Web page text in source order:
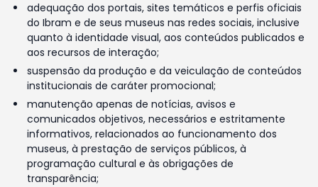
adequação dos portais, sites temáticos e perfis oficiais
do Ibram e de seus museus nas redes sociais, inclusive
quanto à identidade visual, aos conteúdos publicados e
aos recursos de interação;
suspensão da produção e da veiculação de conteúdos
institucionais de caráter promocional;
manutenção apenas de notícias, avisos e
comunicados objetivos, necessários e estritamente
informativos, relacionados ao funcionamento dos
museus, à prestação de serviços públicos, à
programação cultural e às obrigações de
transparência;